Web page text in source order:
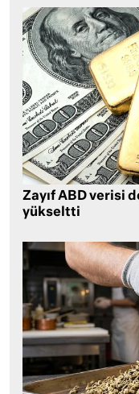
Zayıf ABD verisi
yükseltti